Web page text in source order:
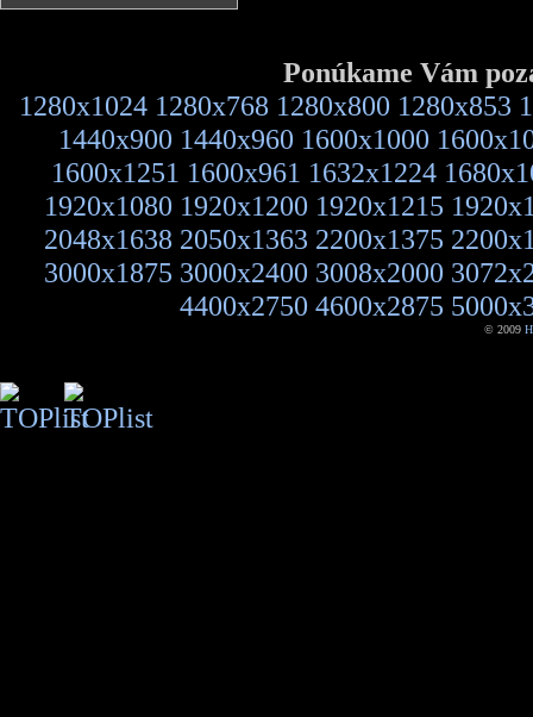
Ponúkame Vám
1280x1024 1280x768 1280x800 1280x853
1440x900 1440x960 1600x1000
1600x1251 1600x961 1632x1224
1920x1080 1920x1200 1920x1215
2048x1638 2050x1363 2200x1375
3000x1875 3000x2400 3008x2000
4400x2750 4600x2875
© 2009